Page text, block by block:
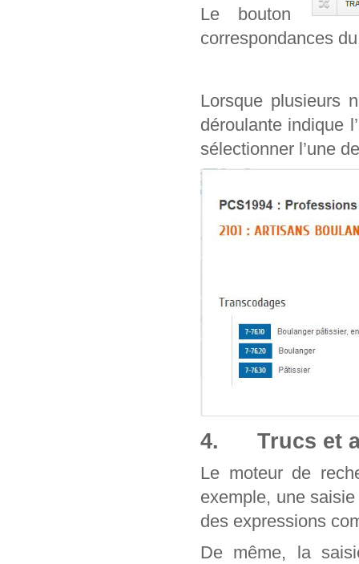
Le bouton
correspondances
Lorsque plusieurs
déroulante indique
sélectionner l’une
4. Trucs et
Le moteur de
exemple, une
des expressions
De même, la